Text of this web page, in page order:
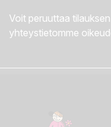
Voit peruuttaa
yhteystietomme